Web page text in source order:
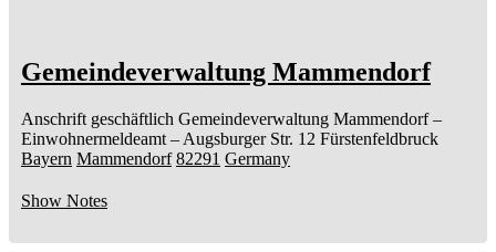
Gemeindeverwaltung Mammendorf
Anschrift geschäftlich Gemeindeverwaltung Mammendorf –
Einwohnermeldeamt – Augsburger Str. 12 Fürstenfeldbruck
Bayern Mammendorf 82291 Germany
Show Notes